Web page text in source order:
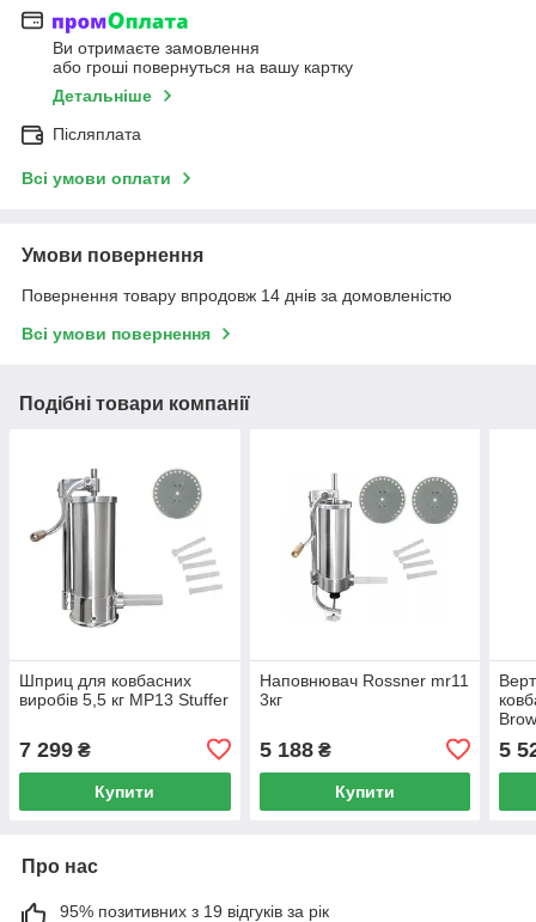
Ви отримаєте замовлення
або гроші повернуться на вашу картку
Детальніше
Післяплата
Всі умови оплати
Умови повернення
Повернення товару впродовж 14 днів за домовленістю
Всі умови повернення
Подібні товари компанії
Шприц для ковбасних
виробів 5,5 кг МР13 Stuffer
7 299 ₴
Купити
Наповнювач Rossner mr11
3кг
5 188₴
Купити
5
Про нас
95% позитивних з 19 відгуків за рік